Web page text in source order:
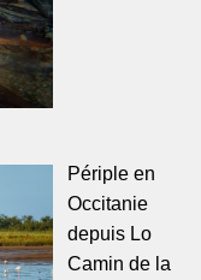
Périple en
Occitanie
depuis Lo
Camin de la